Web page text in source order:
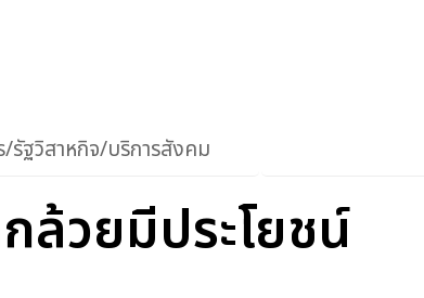
/รัฐวิสาหกิจ/บริการสังคม
ล้วยมีประโยชน์